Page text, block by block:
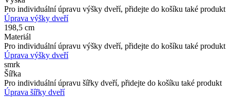
Pro individuální úpravu výšky dveří, přidejte do košíku také produkt
Úprava výšky dveří
198,5 cm
Materiál
Pro individuální úpravu výšky dveří, přidejte do košíku také produkt
Úprava výšky dveří
smrk
Šířka
Pro individuální úpravu šířky dveří, přidejte do košíku také produkt
Úprava šířky dveří